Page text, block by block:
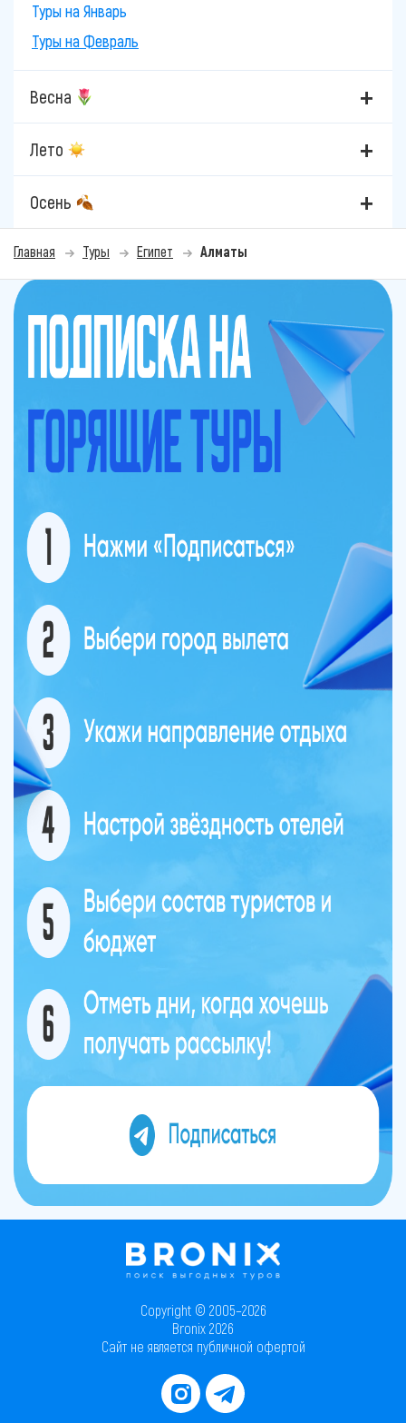
Туры на Январь
Туры на Февраль
Весна
Лето
Осень
Главная Туры Египет Алматы
Copyright © 2005–2026
Bronix 2026
Сайт не является публичной офертой